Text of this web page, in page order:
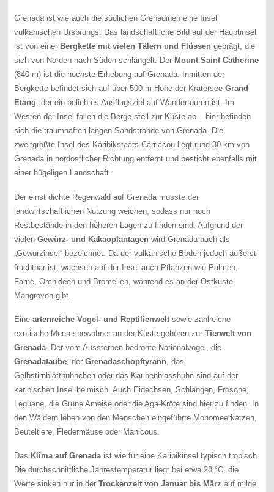
Grenada ist wie auch die südlichen Grenadinen eine Insel
vulkanischen Ursprungs. Das landschaftliche Bild auf der Hauptinsel
ist von einer Bergkette mit vielen Tälern und Flüssen geprägt, die
sich von Norden nach Süden schlängelt. Der Mount Saint Catherine
(840 m) ist die höchste Erhebung auf Grenada. Inmitten der
Bergkette befindet sich auf über 500 m Höhe der KraterseeGrand
Etang, der ein beliebtes Ausflugsziel auf Wandertouren ist. Im
Westen der Insel fallen die Berge steil zur Küste ab – hier befinden
sich die traumhaften langen Sandstrände von Grenada. Die
zweitgrößte Insel des Karibikstaats Carriacou liegt rund 30 km von
Grenada in nordöstlicher Richtung entfernt und besticht ebenfalls mit
einer hügeligen Landschaft.
Der einst dichte Regenwald auf Grenada musste der
landwirtschaftlichen Nutzung weichen, sodass nur noch
Restbestände in den höheren Lagen zu finden sind. Aufgrund der
vielenGewürz- und Kakaoplantagen wird Grenada auch als
„Gewürzinsel“ bezeichnet. Da der vulkanische Boden jedoch äußerst
fruchtbar ist, wachsen auf der Insel auch Pflanzen wie Palmen,
Farne, Orchideen und Bromelien, während es an der Ostküste
Mangroven gibt.
Eineartenreiche Vogel- und Reptilienwelt sowie zahlreiche
exotische Meeresbewohner an der Küste gehören zurTierwelt von
Grenada . Der vom Aussterben bedrohte Nationalvogel, die
Grenadataube , derGrenadaschopftyrann , das
Gelbstirnblatthühnchen oder das Karibenblässhuhn sind auf der
karibischen Insel heimisch. Auch Eidechsen, Schlangen, Frösche,
Leguane, die Grüne Ameise oder die Aga-Kröte sind hier zu finden. In
den Wäldern leben von den Menschen eingeführte Monomeerkatzen,
Beuteltiere, Fledermäuse oder Manicous.
Das Klima auf Grenadaist wie für eine Karibikinsel typisch tropisch.
Die durchschnittliche Jahrestemperatur liegt bei etwa 28 °C, die
Werte sinken nur in derTrockenzeit von Januar bis März auf milde